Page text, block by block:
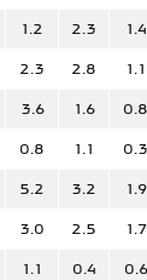
1.4
2.3
1.2
1.1
2.8
2.3
0.8
1.6
3.6
0.3
1.1
0.8
1.9
3.2
5.2
1.7
2.5
3.0
0.6
0.4
1.1